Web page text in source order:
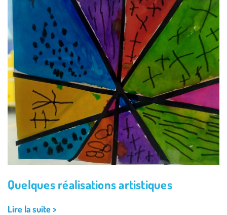
Quelques réalisations artistiques
Lire la suite >